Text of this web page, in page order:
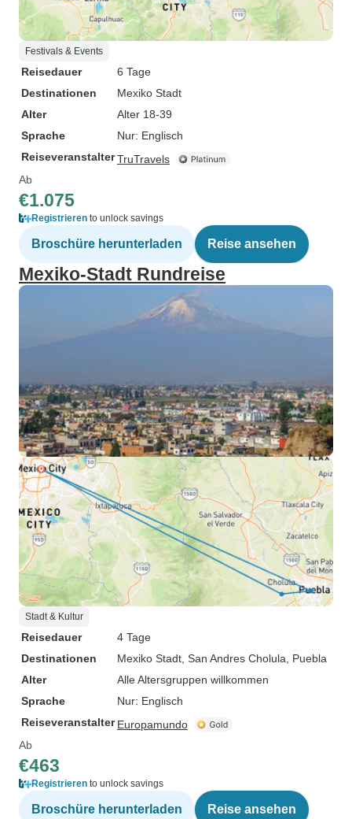
Festivals & Events
Reisedauer
6 Tage
Destinationen
Mexiko Stadt
Alter
Alter 18-39
Sprache
Nur: Englisch
ReiseveranstalterTruTravels
Ab
€1.075
Registrieren to unlock savings
Broschüre herunterladen Reise ansehen
Mexiko-Stadt Rundreise
Stadt & Kultur
Reisedauer
4 Tage
Destinationen
Mexiko Stadt , San Andres Cholula , Puebla
Alter
Alle Altersgruppen willkommen
Sprache
Nur: Englisch
Reiseveranstalter Europamundo
Ab
€463
Registrieren to unlock savings
Broschüre herunterladen Reise ansehen